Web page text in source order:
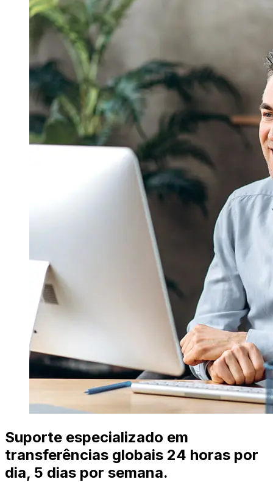
Suporte especializado em
transferências globais 24 horas por
dia, 5 dias por semana.